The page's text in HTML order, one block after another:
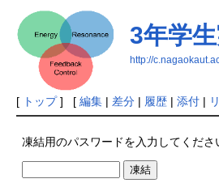
3年学
http://
[ トップ] [ 編集| 差分| 履歴| 添付|
凍結用のパスワードを入力してくださ